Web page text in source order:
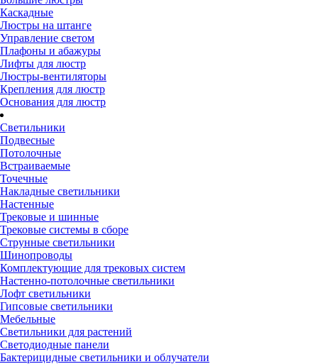
Каскадные
Люстры на штанге
Управление светом
Плафоны и абажуры
Лифты для люстр
Люстры-вентиляторы
Крепления для люстр
Основания для люстр
Светильники
Подвесные
Потолочные
Встраиваемые
Точечные
Накладные светильники
Настенные
Трековые и шинные
Трековые системы в сборе
Струнные светильники
Шинопроводы
Комплектующие для трековых систем
Настенно-потолочные светильники
Лофт светильники
Гипсовые светильники
Мебельные
Светильники для растений
Светодиодные панели
Бактерицидные светильники и облучатели